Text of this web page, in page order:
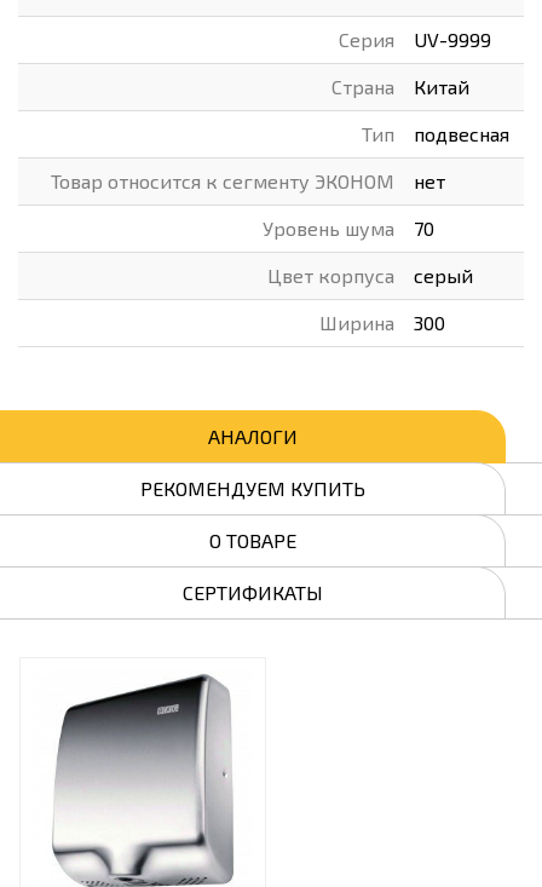
Серия UV-9999
Страна Китай
Тип подвесная
Товар относится к сегменту ЭКОНОМ нет
Уровень шума 70
Цвет корпуса серый
Ширина 300
АНАЛОГИ
РЕКОМЕНДУЕМ КУПИТЬ
О ТОВАРЕ
СЕРТИФИКАТЫ